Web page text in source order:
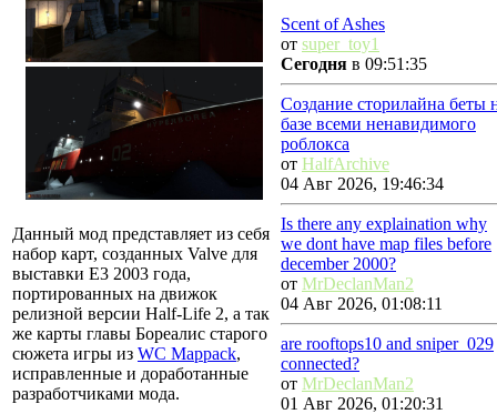
Данный мод представляет из себя
набор карт, созданных Valve для
выставки E3 2003 года,
портированных на движок
релизной версии Half-Life 2, а так
же карты главы Бореалис старого
сюжета игры из WC Mappack,
исправленные и доработанные
разработчиками мода.
Scent of Ashes
от super_toy1
Сегодня в 09:51:35
Создание сторилайна беты
базе всеми ненавидимого
роблокса
от HalfArchive
04 Авг 2026, 19:46:34
Is there any explaination why
we dont have map files before
december 2000?
от MrDeclanMan2
04 Авг 2026, 01:08:11
are rooftops10 and sniper_029
connected?
от MrDeclanMan2
01 Авг 2026, 01:20:31